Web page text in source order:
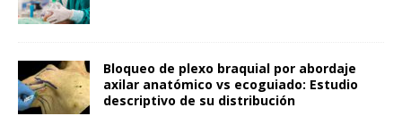
Bloqueo de plexo braquial por abordaje
axilar anatómico vs ecoguiado: Estudio
descriptivo de su distribución